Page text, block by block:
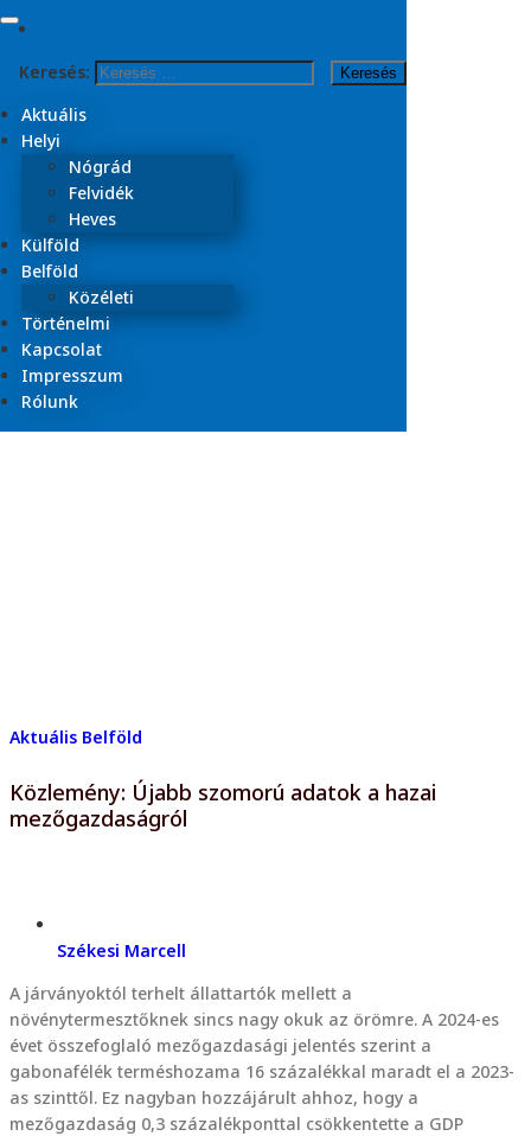
Skip to content
Keresés:
Aktuális
Helyi
Nógrád
Felvidék
Heves
Külföld
Belföld
Közéleti
Történelmi
Kapcsolat
Impresszum
Rólunk
Kezdőlap
2025
május
Nap:2025. május 17.
Aktuális Belföld
Közlemény: Újabb szomorú adatok a hazai
mezőgazdaságról
Székesi Marcell
A járványoktól terhelt állattartók mellett a
növénytermesztőknek sincs nagy okuk az örömre. A 2024-es
évet összefoglaló mezőgazdasági jelentés szerint a
gabonafélék terméshozama 16 százalékkal maradt el a 2023-
as szinttől. Ez nagyban hozzájárult ahhoz, hogy a
mezőgazdaság 0,3 százalékponttal csökkentette a GDP